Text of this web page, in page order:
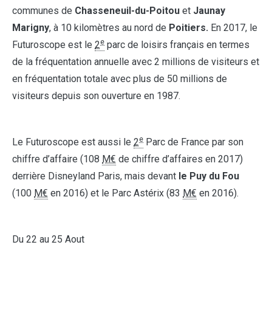
communes de Chasseneuil-du-Poitou et Jaunay
Marigny, à 10 kilomètres au nord de Poitiers. En 2017, le
Futuroscope est le 2e parc de loisirs français en termes
de la fréquentation annuelle avec 2 millions de visiteurs et
en fréquentation totale avec plus de 50 millions de
visiteurs depuis son ouverture en 1987.
Le Futuroscope est aussi le 2e Parc de France par son
chiffre d’affaire (108 M€ de chiffre d’affaires en 2017)
derrière Disneyland Paris, mais devant le Puy du Fou
(100 M€ en 2016) et le Parc Astérix (83 M€ en 2016).
Du 22 au 25 Aout